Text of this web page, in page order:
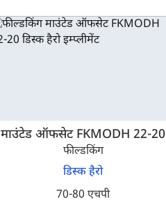
माउंटेड ऑफसेट FKMODH 22-20
फील्डकिंग
डिस्क हैरो
70-80 एचपी